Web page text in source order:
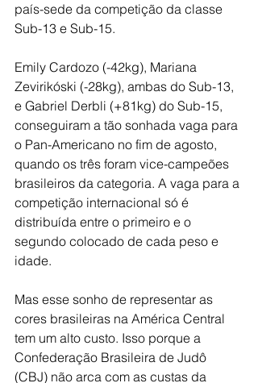
país-sede da competição da classe
Sub-13 e Sub-15.
Emily Cardozo (-42kg), Mariana
Zevirikóski (-28kg), ambas do Sub-13,
e Gabriel Derbli (+81kg) do Sub-15,
conseguiram a tão sonhada vaga para
o Pan-Americano no fim de agosto,
quando os três foram vice-campeões
brasileiros da categoria. A vaga para a
competição internacional só é
distribuída entre o primeiro e o
segundo colocado de cada peso e
idade.
Mas esse sonho de representar as
cores brasileiras na América Central
tem um alto custo. Isso porque a
Confederação Brasileira de Judô
(CBJ) não arca com as custas da